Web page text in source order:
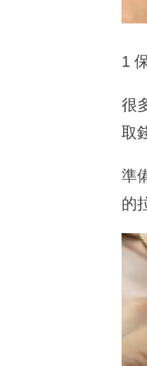
1
很
取
準
的